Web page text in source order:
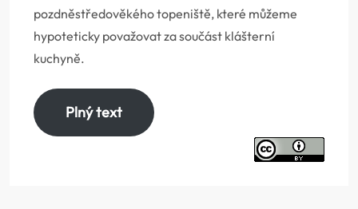
pozdněstředověkého topeniště, které můžeme
hypoteticky považovat za součást klášterní
kuchyně.
Plný text